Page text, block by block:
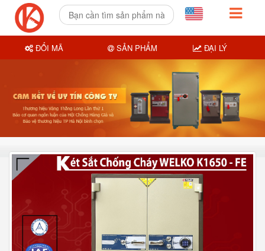
ĐỔI MÃ SẢN PHẨM ĐẠI LÝ